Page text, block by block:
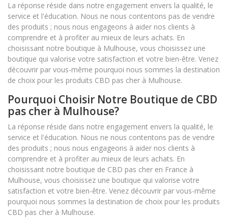
La réponse réside dans notre engagement envers la qualité, le
service et l'éducation. Nous ne nous contentons pas de vendre
des produits ; nous nous engageons à aider nos clients à
comprendre et à profiter au mieux de leurs achats. En
choisissant notre boutique à Mulhouse, vous choisissez une
boutique qui valorise votre satisfaction et votre bien-être. Venez
découvrir par vous-même pourquoi nous sommes la destination
de choix pour les produits CBD pas cher à Mulhouse.
Pourquoi Choisir Notre Boutique de CBD
pas cher à Mulhouse?
La réponse réside dans notre engagement envers la qualité, le
service et l'éducation. Nous ne nous contentons pas de vendre
des produits ; nous nous engageons à aider nos clients à
comprendre et à profiter au mieux de leurs achats. En
choisissant notre boutique de CBD pas cher en France à
Mulhouse, vous choisissez une boutique qui valorise votre
satisfaction et votre bien-être. Venez découvrir par vous-même
pourquoi nous sommes la destination de choix pour les produits
CBD pas cher à Mulhouse.